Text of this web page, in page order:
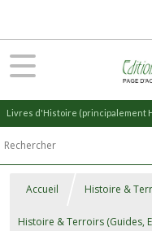
Accueil Histoire &
Histoire & Terroirs (Guides,